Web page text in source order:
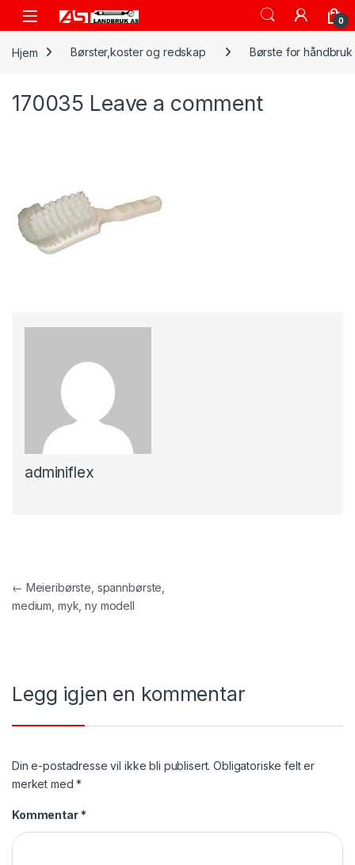
Skip to navigation
Skip to content
Open 0
Hjem Børster,koster og redskap Børste for håndbruk
170035 Leave a comment
adminiflex
Innleggsnavigasjon
← Meieribørste, spannbørste,
medium, myk, ny modell
Legg igjen en kommentar
Din e-postadresse vil ikke bli publisert. Obligatoriske felt er
merket med*
Kommentar *